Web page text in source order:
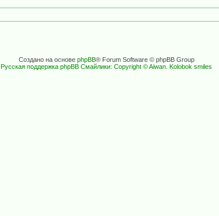
Создано на основе phpBB® Forum Software © phpBB Group
Русская поддержка phpBB Смайлики: Copyright © Aiwan. Kolobok smiles